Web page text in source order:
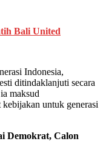
Bali United
Indonesia,
ditindaklanjuti secara
maksud
untuk generasi
Demokrat, Calon